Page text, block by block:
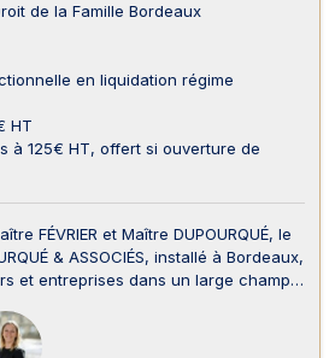
de la Famille Bordeaux
en liquidation régime
HT
à 125€ HT, offert si ouverture de
FÉVRIER et Maître DUPOURQUÉ, le
& ASSOCIÉS, installé à Bordeaux,
et entreprises dans un large champ
du dommage corporel et
Maîtres FÉVRIER ...